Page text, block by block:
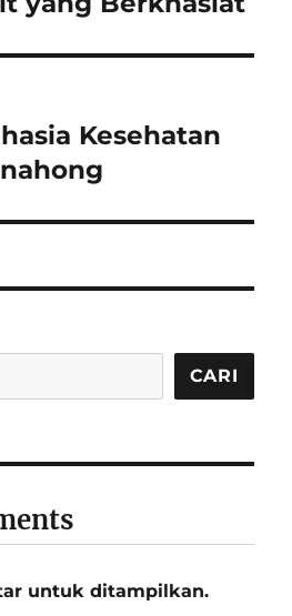
Kesehatan
CARI
untuk ditampilkan.